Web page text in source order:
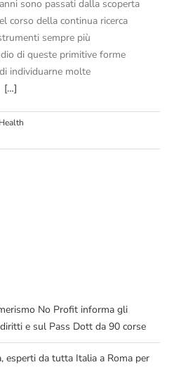
sono passati dalla scoperta
corso della continua ricerca
sempre più
di queste primitive forme
individuarne molte
[…]
Health
No Profit informa gli
e sul Pass Dott da 90 corse
esperti da tutta Italia a Roma per